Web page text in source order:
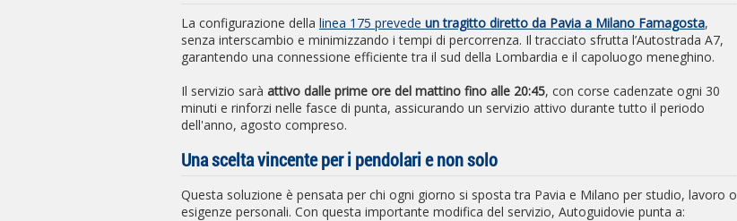
La configurazione della linea 175 prevede un tragitto diretto da Pavia a Milano Famagosta,
senza interscambio e minimizzando i tempi di percorrenza. Il tracciato sfrutta l’Autostrada A7,
garantendo una connessione efficiente tra il sud della Lombardia e il capoluogo meneghino.
Il servizio sarà attivo dalle prime ore del mattino fino alle 20:45, con corse cadenzate ogni 30
minuti e rinforzi nelle fasce di punta, assicurando un servizio attivo durante tutto il periodo
dell'anno, agosto compreso.
Una scelta vincente per i pendolari e non solo
Questa soluzione è pensata per chi ogni giorno si sposta tra Pavia e Milano per studio, lavoro o
esigenze personali. Con questa importante modifica del servizio, Autoguidovie punta a: